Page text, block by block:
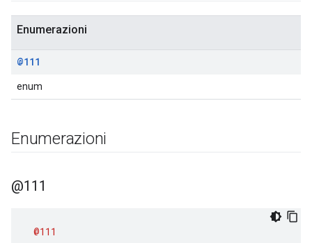
Enumerazioni
@111
enum
Enumerazioni
@111
@111